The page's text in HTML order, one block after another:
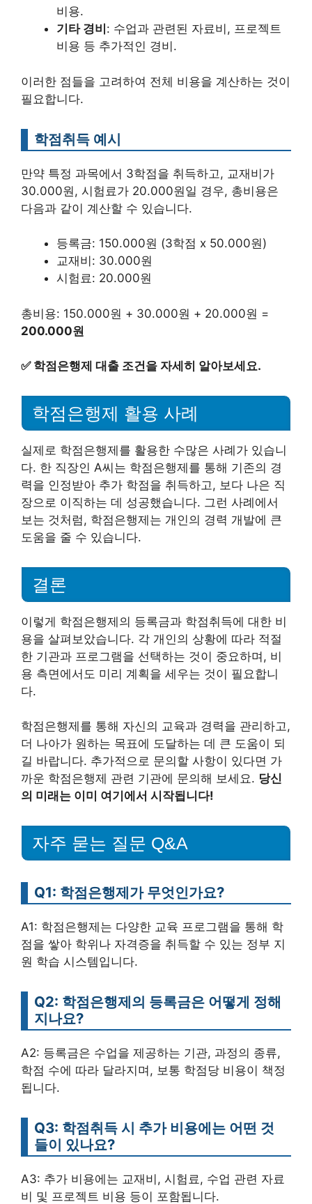
비용.
기타 경비 : 수업과 관련된 자료비, 프로젝트
비용 등 추가적인 경비.
이러한 점들을 고려하여 전체 비용을 계산하는 것이
필요합니다.
학점취득 예시
만약 특정 과목에서 3학점을 취득하고, 교재비가
30.000원, 시험료가 20.000원일 경우, 총비용은
다음과 같이 계산할 수 있습니다.
등록금: 150.000원 (3학점 x 50.000원)
교재비: 30.000원
시험료: 20.000원
총비용: 150.000원 + 30.000원 + 20.000원 =
200.000원
✅ 학점은행제 대출 조건을 자세히 알아보세요.
학점은행제 활용 사례
실제로 학점은행제를 활용한 수많은 사례가 있습니
다. 한 직장인 A씨는 학점은행제를 통해 기존의 경
력을 인정받아 추가 학점을 취득하고, 보다 나은 직
장으로 이직하는 데 성공했습니다. 그런 사례에서
보는 것처럼, 학점은행제는 개인의 경력 개발에 큰
도움을 줄 수 있습니다.
결론
이렇게 학점은행제의 등록금과 학점취득에 대한 비
용을 살펴보았습니다. 각 개인의 상황에 따라 적절
한 기관과 프로그램을 선택하는 것이 중요하며, 비
용 측면에서도 미리 계획을 세우는 것이 필요합니
다.
학점은행제를 통해 자신의 교육과 경력을 관리하고,
더 나아가 원하는 목표에 도달하는 데 큰 도움이 되
길 바랍니다. 추가적으로 문의할 사항이 있다면 가
까운 학점은행제 관련 기관에 문의해 보세요. 당신
의 미래는 이미 여기에서 시작됩니다!
자주 묻는 질문 Q&A
Q1: 학점은행제가 무엇인가요?
A1: 학점은행제는 다양한 교육 프로그램을 통해 학
점을 쌓아 학위나 자격증을 취득할 수 있는 정부 지
원 학습 시스템입니다.
Q2: 학점은행제의 등록금은 어떻게 정해
지나요?
A2: 등록금은 수업을 제공하는 기관, 과정의 종류,
학점 수에 따라 달라지며, 보통 학점당 비용이 책정
됩니다.
Q3: 학점취득 시 추가 비용에는 어떤 것
들이 있나요?
A3: 추가 비용에는 교재비, 시험료, 수업 관련 자료
비 및 프로젝트 비용 등이 포함됩니다.